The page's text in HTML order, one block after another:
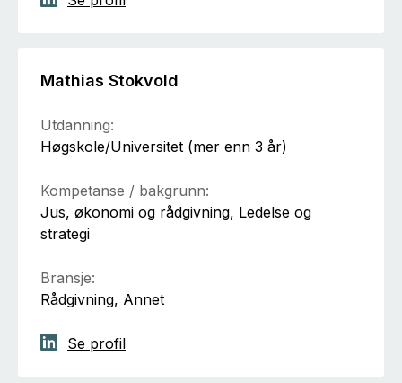
Mathias Stokvold
Utdanning:
Høgskole/Universitet (mer enn 3 år)
Kompetanse / bakgrunn:
Jus, økonomi og rådgivning, Ledelse og
strategi
Bransje:
Rådgivning, Annet
Se profil